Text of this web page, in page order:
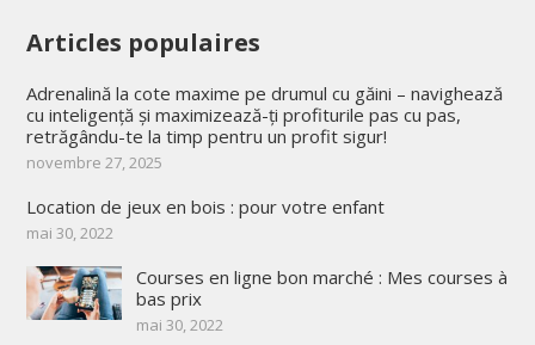
Articles populaires
Adrenalină la cote maxime pe drumul cu găini – navighează
cu inteligență și maximizează-ți profiturile pas cu pas,
retrăgându-te la timp pentru un profit sigur!
novembre 27, 2025
Location de jeux en bois : pour votre enfant
mai 30, 2022
Courses en ligne bon marché : Mes courses à
bas prix
mai 30, 2022